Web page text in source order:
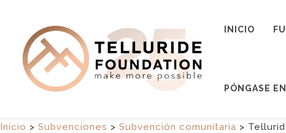
INICIO
PÓNGASE
Inicio > Subvenciones > Subvención comunitaria >